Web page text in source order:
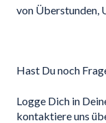
von Überstunden,
Hast Du noch
Logge Dich in
kontaktiere uns